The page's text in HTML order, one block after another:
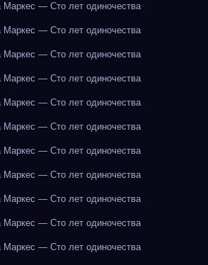
Маркес — Сто лет одиночества
Маркес — Сто лет одиночества
Маркес — Сто лет одиночества
Маркес — Сто лет одиночества
Маркес — Сто лет одиночества
Маркес — Сто лет одиночества
Маркес — Сто лет одиночества
Маркес — Сто лет одиночества
Маркес — Сто лет одиночества
Маркес — Сто лет одиночества
Маркес — Сто лет одиночества